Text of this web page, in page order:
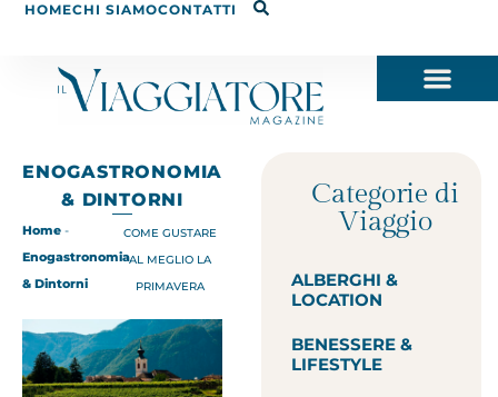
HOMECHI SIAMOCONTATTI
ENOGASTRONOMIA
& DINTORNI
Home -
Enogastronomia
& Dintorni
COME GUSTARE
AL MEGLIO LA
PRIMAVERA
Categorie di
Viaggio
ALBERGHI &
LOCATION
BENESSERE &
LIFESTYLE